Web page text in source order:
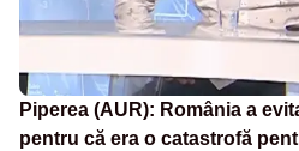
Piperea (AUR): România a
pentru că era o catastrofă